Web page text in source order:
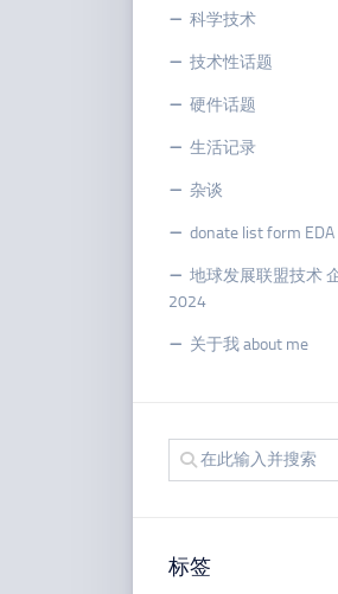
科学技术
技术性话题
硬件话题
生活记录
杂谈
donate list form EDA
地球发展联盟技术
2024
关于我 about me
标签